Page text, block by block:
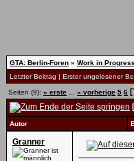
GTA: Berlin-Foren » Work in Progress
Letzter Beitrag | Erster ungelesener
Seiten (9): « erste « vorherige 5 6
Autor
Granner